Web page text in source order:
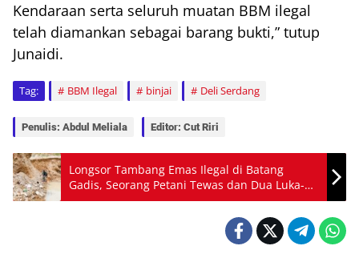
Kendaraan serta seluruh muatan BBM ilegal
telah diamankan sebagai barang bukti,” tutup
Junaidi.
Tag: BBM Ilegal binjai Deli Serdang
Penulis: Abdul Meliala Editor: Cut Riri
Longsor Tambang Emas Ilegal di Batang
Gadis, Seorang Petani Tewas dan Dua Luka-
Luka